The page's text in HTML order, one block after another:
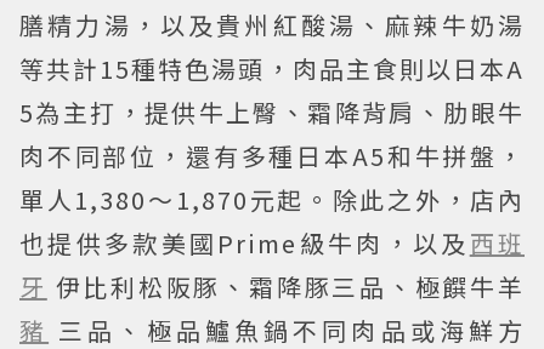
膳精力湯，以及貴州紅酸湯、麻辣牛奶湯
等共計15種特色湯頭，肉品主食則以日本A
5為主打，提供牛上臀、霜降背肩、肋眼牛
肉不同部位，還有多種日本A5和牛拼盤，
單人1,380～1,870元起。除此之外，店內
也提供多款美國Prime級牛肉，以及 西班
牙 伊比利松阪豚、霜降豚三品、極饌牛羊
豬 三品、極品鱸魚鍋不同肉品或海鮮方